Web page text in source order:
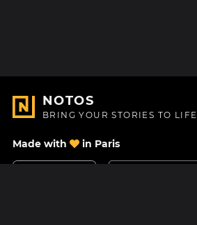
NOTOS
BRING YOUR STORIES TO LIFE
Made with in Paris